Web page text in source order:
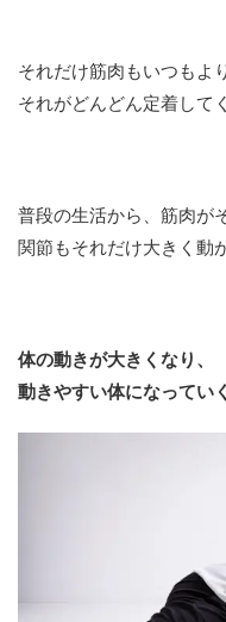
それだけ筋肉もいつもよ
それがどんどん定着して
普段の生活から、筋肉が
関節もそれだけ大きく動
体の動きが大きくなり、
動きやすい体になってい